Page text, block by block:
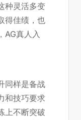
种灵活多变
得佳绩，也
AG真人入
同样是备战
和技巧要求
上不断突破